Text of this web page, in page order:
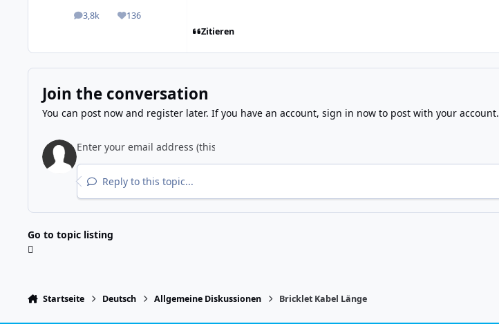
3,8k
posts 136
Reputation
Zitieren
Join the conversation
You can post now and register later. If you have an account, sign in nowto post with your account.
Reply to this topic...
Go to topic listing
Startseite Deutsch Allgemeine Diskussionen Bricklet Kabel Länge